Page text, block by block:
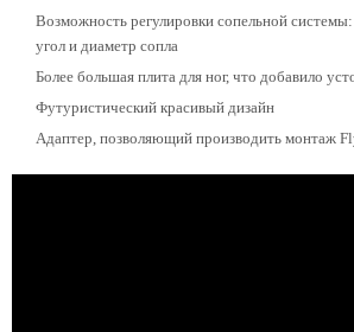
Возможность регулировки сопельной
угол и диаметр сопла
Более большая плита для ног, что добавило
Футуристический красивый дизайн
Адаптер, позволяющий производить монтаж